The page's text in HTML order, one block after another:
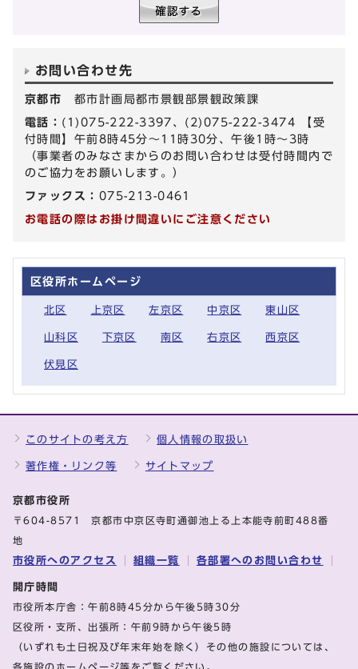
お問い合わせ先
京都市 都市計画局都市景観部景観政策課
電話： (1)075-222-3397、(2)075-222-3474 【受
付時間】午前8時45分～11時30分、午後1時～3時
（事業者のみなさまからのお問い合わせは受付時間内で
のご協力をお願いします。）
ファックス： 075-213-0461
お電話の際はお掛け間違いにご注意ください
区役所ホームページ
北区 上京区 左京区 中京区 東山区
山科区 下京区 南区 右京区 西京区
伏見区
このサイトの考え方 個人情報の取扱い
著作権・リンク等 サイトマップ
京都市役所
〒604-8571 京都市中京区寺町通御池上る上本能寺前町488番
地
市役所へのアクセス 組織一覧 各部署へのお問い合わせ
開庁時間
市役所本庁舎：午前8時45分から午後5時30分
区役所・支所、出張所：午前9時から午後5時
（いずれも土日祝及び年末年始を除く）その他の施設については、
各施設のホームページ等をご覧ください。